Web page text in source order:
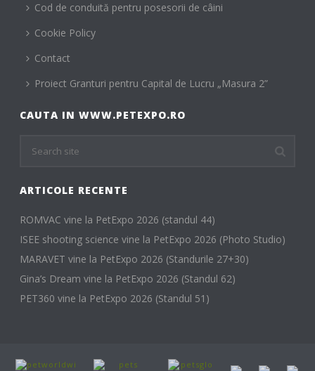
Cod de conduită pentru posesorii de câini
Cookie Policy
Contact
Proiect Granturi pentru Capital de Lucru „Masura 2”
CAUTA IN WWW.PETEXPO.RO
ARTICOLE RECENTE
ROMVAC vine la PetExpo 2026 (standul 44)
ISEE shooting science vine la PetExpo 2026 (Photo Studio)
MARAVET vine la PetExpo 2026 (Standurile 27+30)
Gina’s Dream vine la PetExpo 2026 (Standul 62)
PET360 vine la PetExpo 2026 (Standul 51)